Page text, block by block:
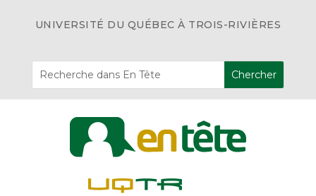
UNIVERSITÉ DU QUÉBEC À TROIS-RIVIÈRES